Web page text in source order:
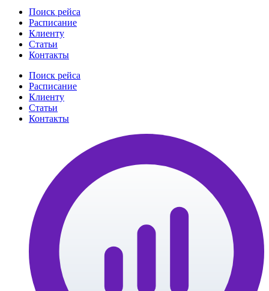
Поиск рейса
Расписание
Клиенту
Статьи
Контакты
Поиск рейса
Расписание
Клиенту
Статьи
Контакты